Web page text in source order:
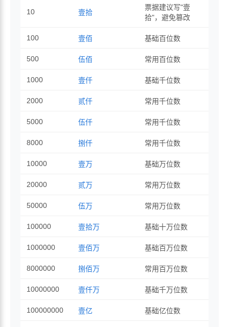
10 壹拾
票据建议写"壹
拾"，避免篡改
100 壹佰 基础百位数
500 伍佰 常用百位数
1000 壹仟 基础千位数
2000 贰仟 常用千位数
5000 伍仟 常用千位数
8000 捌仟 常用千位数
10000 壹万 基础万位数
20000 贰万 常用万位数
50000 伍万 常用万位数
100000 壹拾万 基础十万位数
1000000 壹佰万 基础百万位数
8000000 捌佰万 常用百万位数
10000000 壹仟万 基础千万位数
100000000 壹亿 基础亿位数